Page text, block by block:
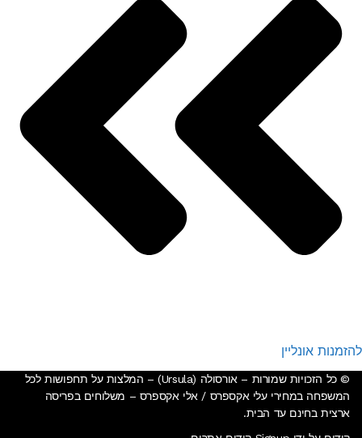
להזמנות אונליין
© כל הזכויות שמורות – אורסולה (Ursula) – המלצות על תחפושות לכל
המשפחה במחירי עלי אקספרס / אלי אקספרס – משלוחים בפריסה
ארצית בחינם עד הבית.